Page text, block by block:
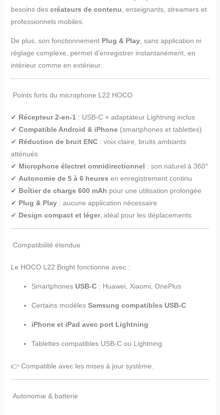
besoins des créateurs de contenu , enseignants, streamers et
professionnels mobiles.
De plus, son fonctionnement Plug & Play, sans application ni
réglage complexe, permet d’enregistrer instantanément, en
intérieur comme en extérieur.
Points forts du microphone L22 HOCO
✔ Récepteur 2-en-1 : USB-C + adaptateur Lightning inclus
✔ Compatible Android & iPhone(smartphones et tablettes)
✔ Réduction de bruit ENC: voix claire, bruits ambiants
atténués
✔ Microphone électret omnidirectionnel : son naturel à 360°
✔ Autonomie de 5 à 6 heures en enregistrement continu
✔ Boîtier de charge 600 mAh pour une utilisation prolongée
✔ Plug & Play: aucune application nécessaire
✔ Design compact et léger, idéal pour les déplacements
Compatibilité étendue
Le HOCO L22 Bright fonctionne avec :
Smartphones USB-C: Huawei, Xiaomi, OnePlus
Certains modèles Samsung compatibles USB-C
iPhone et iPad avec port Lightning
Tablettes compatibles USB-C ou Lightning
👉 Compatible avec les mises à jour système.
Autonomie & batterie